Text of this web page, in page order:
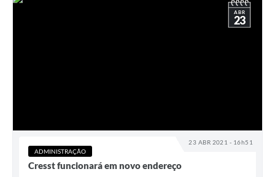
23 ABR 2021 - 16h51
ABR
23
ADMINISTRAÇÃO
Cresst funcionará em novo endereço